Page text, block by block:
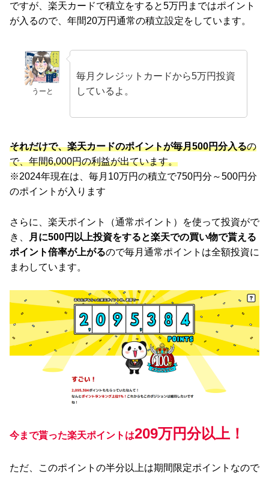
ですが、楽天カードで積立をすると5万円まではポイント
が入るので、年間20万円通常の積立設定をしています。
うーと
毎月クレジットカードから5万円投資
しているよ。
それだけで、楽天カードのポイントが毎月500円分入るの
で、年間6,000円の利益が出ています。
※2024年現在は、毎月10万円の積立で750円分～500円分
のポイントが入ります
さらに、楽天ポイント（通常ポイント）を使って投資がで
き、
月に500円以上投資をすると楽天での買い物で貰える
ポイント倍率が上がるので毎月通常ポイントは全額投資に
まわしています。
今まで貰った楽天ポイントは209万円分以上！
ただ、このポイントの半分以上は期間限定ポイントなので